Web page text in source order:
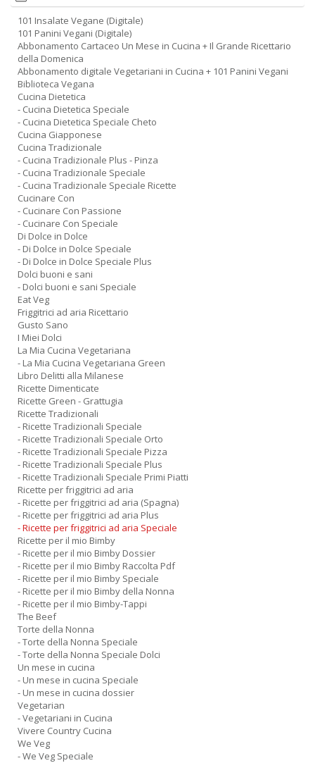
101 Insalate Vegane (Digitale)
101 Panini Vegani (Digitale)
Abbonamento Cartaceo Un Mese in Cucina + Il Grande Ricettario
della Domenica
Abbonamento digitale Vegetariani in Cucina + 101 Panini Vegani
Biblioteca Vegana
Cucina Dietetica
- Cucina Dietetica Speciale
- Cucina Dietetica Speciale Cheto
Cucina Giapponese
Cucina Tradizionale
- Cucina Tradizionale Plus - Pinza
- Cucina Tradizionale Speciale
- Cucina Tradizionale Speciale Ricette
Cucinare Con
- Cucinare Con Passione
- Cucinare Con Speciale
Di Dolce in Dolce
- Di Dolce in Dolce Speciale
- Di Dolce in Dolce Speciale Plus
Dolci buoni e sani
- Dolci buoni e sani Speciale
Eat Veg
Friggitrici ad aria Ricettario
Gusto Sano
I Miei Dolci
La Mia Cucina Vegetariana
- La Mia Cucina Vegetariana Green
Libro Delitti alla Milanese
Ricette Dimenticate
Ricette Green - Grattugia
Ricette Tradizionali
- Ricette Tradizionali Speciale
- Ricette Tradizionali Speciale Orto
- Ricette Tradizionali Speciale Pizza
- Ricette Tradizionali Speciale Plus
- Ricette Tradizionali Speciale Primi Piatti
Ricette per friggitrici ad aria
- Ricette per friggitrici ad aria (Spagna)
- Ricette per friggitrici ad aria Plus
- Ricette per friggitrici ad aria Speciale
Ricette per il mio Bimby
- Ricette per il mio Bimby Dossier
- Ricette per il mio Bimby Raccolta Pdf
- Ricette per il mio Bimby Speciale
- Ricette per il mio Bimby della Nonna
- Ricette per il mio Bimby-Tappi
The Beef
Torte della Nonna
- Torte della Nonna Speciale
- Torte della Nonna Speciale Dolci
Un mese in cucina
- Un mese in cucina Speciale
- Un mese in cucina dossier
Vegetarian
- Vegetariani in Cucina
Vivere Country Cucina
We Veg
- We Veg Speciale